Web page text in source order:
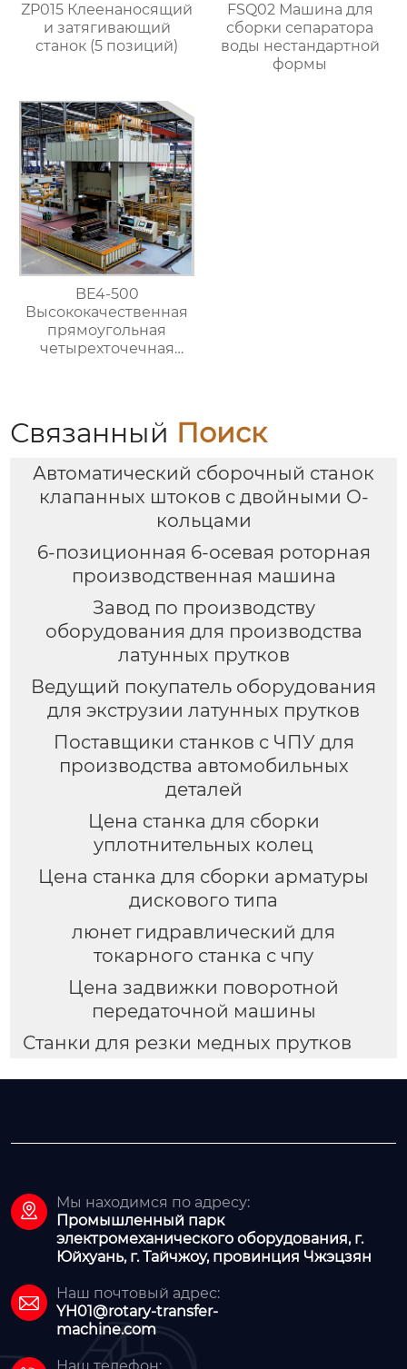
ZP015 Клеенаносящий
и затягивающий
станок (5 позиций)
FSQ02 Машина для
сборки сепаратора
воды нестандартной
формы
BE4-500
Высококачественная
прямоугольная
четырехточечная
Связанный Поиск
Автоматический сборочный станок
клапанных штоков с двойными O-
кольцами
6-позиционная 6-осевая роторная
производственная машина
Завод по производству
оборудования для производства
латунных прутков
Ведущий покупатель оборудования
для экструзии латунных прутков
Поставщики станков с ЧПУ для
производства автомобильных
деталей
Цена станка для сборки
уплотнительных колец
Цена станка для сборки арматуры
дискового типа
люнет гидравлический для
токарного станка с чпу
Цена задвижки поворотной
передаточной машины
Станки для резки медных прутков

Мы находимся по адресу:
Промышленный парк
электромеханического оборудования, г.
Юйхуань, г. Тайчжоу, провинция Чжэцзян

Наш почтовый адрес:
YH01@rotary-transfer-
machine.com
Наш телефон: